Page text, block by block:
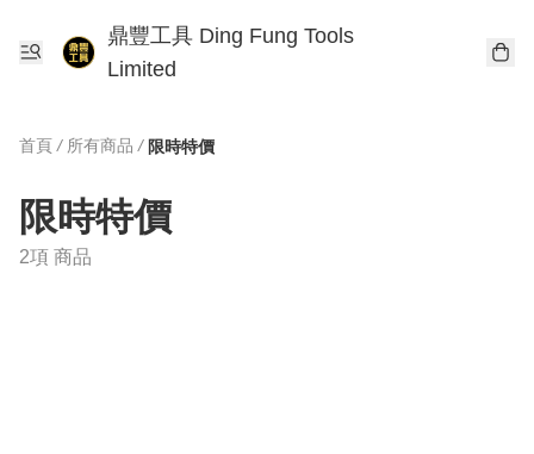
鼎豐工具 Ding Fung Tools
Limited
首頁 / 所有商品 / 限時特價
限時特價
2項 商品